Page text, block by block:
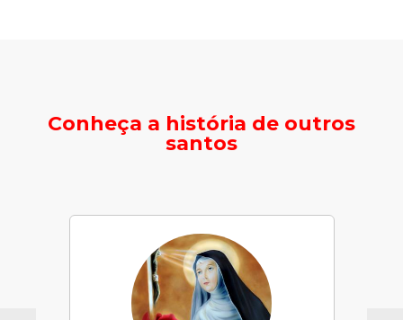
Conheça a história de outros
santos